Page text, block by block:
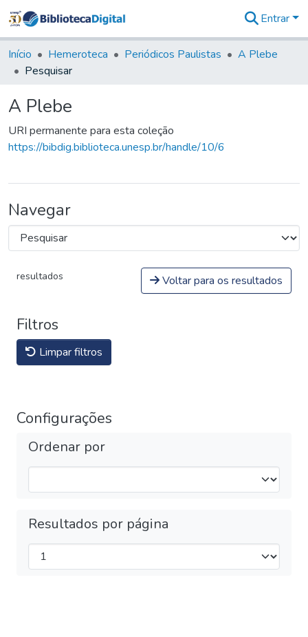
&
Coleções
Estatísticas
Entrar
Início Hemeroteca Periódicos Paulistas
A Plebe
Pesquisar
A Plebe
URI permanente para esta coleção
https://bibdig.biblioteca.unesp.br/handle/10/6
Navegar
resultados Voltar para os resultados
Filtros
Limpar filtros
Configurações
Ordenar por
Resultados por página